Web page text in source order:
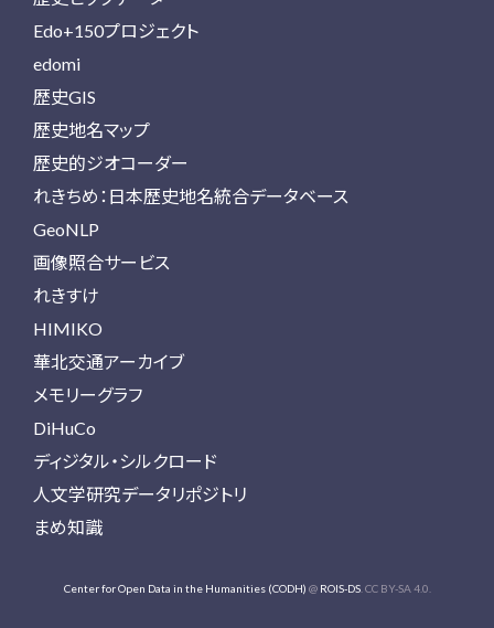
Edo+150プロジェクト
edomi
歴史GIS
歴史地名マップ
歴史的ジオコーダー
れきちめ：日本歴史地名統合データベース
GeoNLP
画像照合サービス
れきすけ
HIMIKO
華北交通アーカイブ
メモリーグラフ
DiHuCo
ディジタル・シルクロード
人文学研究データリポジトリ
まめ知識
Center for Open Data in the Humanities (CODH) @ ROIS-DS. CC BY-SA 4.0.